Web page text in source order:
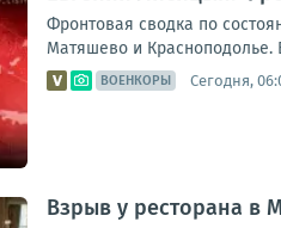
Фронтовая сводка по
Матяшево и Красноподолье.
ВОЕНКОРЫ Сегодня,
Взрыв у ресторана в